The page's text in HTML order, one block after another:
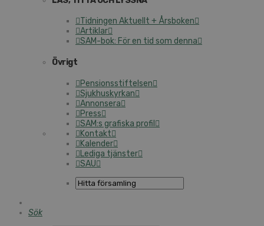
Tidningen Aktuellt + Årsboken
Artiklar
SAM-bok: För en tid som denna
Övrigt
Pensionsstiftelsen
Sjukhuskyrkan
Annonsera
Press
SAM:s grafiska profil
Kontakt
Kalender
Lediga tjänster
SAU
Sök